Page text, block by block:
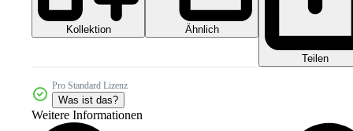
Kollektion Ähnlich
Teilen
Pro Standard Lizenz
Was ist das?
Weitere Informationen